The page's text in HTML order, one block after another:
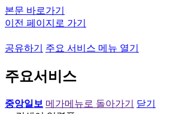
본문 바로가기
이전 페이지로 가기
공유하기 주요 서비스 메뉴 열기
주요서비스
중앙일보 메가메뉴로 돌아가기
닫기